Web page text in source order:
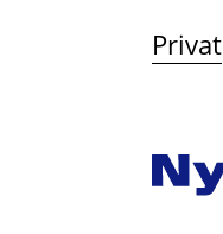
Privat